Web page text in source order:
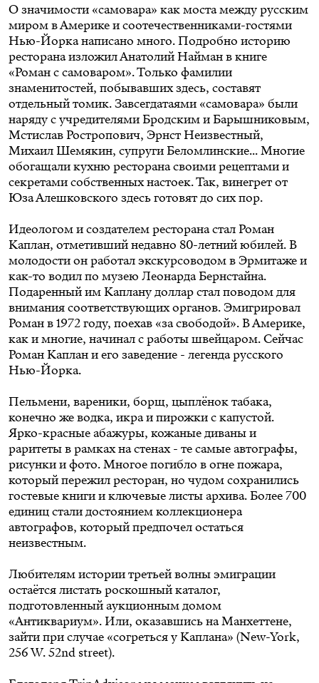
О значимости «самовара» как моста между русским
миром в Америке и соотечественниками-гостями
Нью-Йорка написано много. Подробно историю
ресторана изложил Анатолий Найман в книге
«Роман с самоваром». Только фамилии
знаменитостей, побывавших здесь, составят
отдельный томик. Завсегдатаями «самовара» были
наряду с учредителями Бродским и Барышниковым,
Мстислав Ростропович, Эрнст Неизвестный,
Михаил Шемякин, супруги Беломлинские... Многие
обогащали кухню ресторана своими рецептами и
секретами собственных настоек. Так, винегрет от
Юза Алешковского здесь готовят до сих пор.
Идеологом и создателем ресторана стал Роман
Каплан, отметивший недавно 80-летний юбилей. В
молодости он работал экскурсоводом в Эрмитаже и
как-то водил по музею Леонарда Бернстайна.
Подаренный им Каплану доллар стал поводом для
внимания соответствующих органов. Эмигрировал
Роман в 1972 году, поехав «за свободой». В Америке,
как и многие, начинал с работы швейцаром. Сейчас
Роман Каплан и его заведение - легенда русского
Нью-Йорка.
Пельмени, вареники, борщ, цыплёнок табака,
конечно же водка, икра и пирожки с капустой.
Ярко-красные абажуры, кожаные диваны и
раритеты в рамках на стенах - те самые автографы,
рисунки и фото. Многое погибло в огне пожара,
который пережил ресторан, но чудом сохранились
гостевые книги и ключевые листы архива. Более 700
единиц стали достоянием коллекционера
автографов, который предпочел остаться
неизвестным.
Любителям истории третьей волны эмиграции
остаётся листать роскошный каталог,
подготовленный аукционным домом
«Антиквариум». Или, оказавшись на Манхеттене,
зайти при случае «согреться у Каплана» (New-York,
256 W. 52nd street).